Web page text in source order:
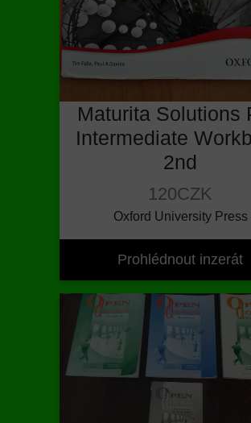
Maturita Solutions
Intermediate
2nd
120CZK
Oxford University Press
Prohlédnout inzerát